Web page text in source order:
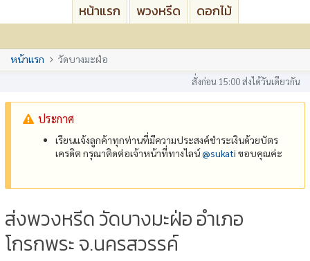
หน้าแรก พวงหรีด ดอกไม้
หน้าแรก วัดบางมะฝ่อ
สั่งก่อน 15:00 ส่งได้วันเดียวกัน
ประกาศ
เรียนแจ้งลูกค้าทุกท่านที่มีความประสงค์ชำระเงินด้วยบัตร
เครดิต กรุณาติดต่อเจ้าหน้าที่ทางไลน์@‌sukati ขอบคุณค่ะ
ส่งพวงหรีด วัดบางมะฝ่อ อำเภอ
โกรกพระ จ.นครสวรรค์